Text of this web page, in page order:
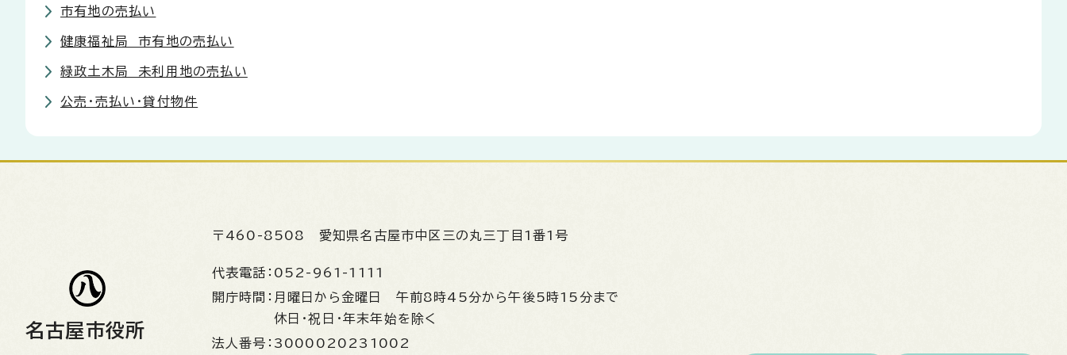
市有地の売払い
健康福祉局 市有地の売払い
緑政土木局 未利用地の売払い
公売・売払い・貸付物件
名古屋市役所
〒460-8508 愛知県名古屋市中区三の丸三丁目1番1号
代表電話： 052-961-1111
開庁時間： 月曜日から金曜日 午前8時45分から午後5時15分まで
休日・祝日・年末年始を除く
法人番号： 3000020231002